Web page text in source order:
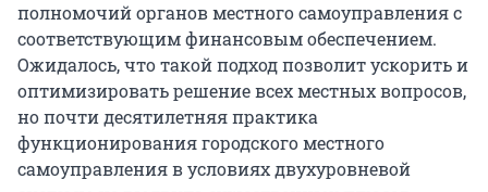
полномочий органов местного самоуправления с
соответствующим финансовым обеспечением.
Ожидалось, что такой подход позволит ускорить и
оптимизировать решение всех местных вопросов,
но почти десятилетняя практика
функционирования городского местного
самоуправления в условиях двухуровневой